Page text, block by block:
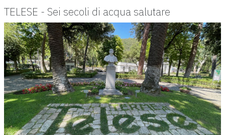
TELESE - Sei secoli di acqua salutare